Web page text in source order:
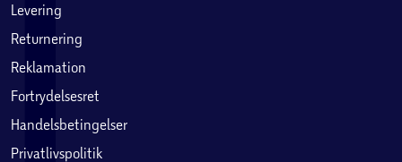
Levering
Returnering
Reklamation
Fortrydelsesret
Handelsbetingelser
Privatlivspolitik